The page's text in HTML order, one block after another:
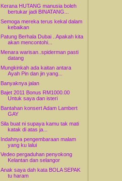
Kerana HUTANG manusia boleh
bertukar jadi BINATANG...
Semoga mereka terus kekal dalam
kebaikan
Patung Berhala Dubai ..Apakah kita
akan mencontohi...
Menara warisan..spiderman pasti
datang
Mungkinkah ada kaitan antara
Ayah Pin dan jin yang...
Banyaknya jalan
Bajet 2011 Bonus RM1000.00
Untuk saya dan isteri
Bantahan konsert Adam Lambert
GAY
Sila buat ni supaya kamu tak mati
katak di atas ja...
Indahnya pengembaraan malam
yang ku lalui
Vedeo pergaduhan penyokong
Kelantan dan selangor
Anak saya dah kata BOLA SEPAK
tu haram